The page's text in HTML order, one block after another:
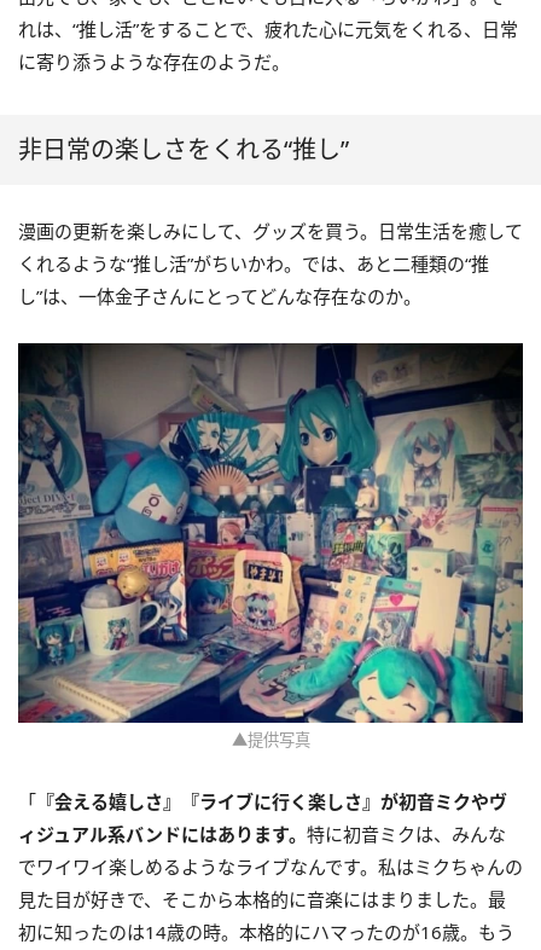
れは、“推し活”をすることで、疲れた心に元気をくれる、日常
に寄り添うような存在のようだ。
非日常の楽しさをくれる“推し”
漫画の更新を楽しみにして、グッズを買う。日常生活を癒して
くれるような“推し活”がちいかわ。では、あと二種類の“推
し”は、一体金子さんにとってどんな存在なのか。
▲提供写真
「 『会える嬉しさ』『ライブに行く楽しさ』が初音ミクやヴ
ィジュアル系バンドにはあります。 特に初音ミクは、みんな
でワイワイ楽しめるようなライブなんです。私はミクちゃんの
見た目が好きで、そこから本格的に音楽にはまりました。最
初に知ったのは14歳の時。本格的にハマったのが16歳。もう